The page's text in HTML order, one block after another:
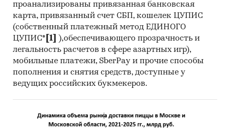
проанализированы привязанная банковская
карта, привязанный счет СБП, кошелек ЦУПИС
(собственный платежный метод ЕДИНОГО
ЦУПИС* [1]
),обеспечивающего прозрачность и
легальность расчетов в сфере азартных игр),
мобильные платежи, SberPay и прочие способы
пополнения и снятия средств, доступные у
ведущих российских букмекеров.